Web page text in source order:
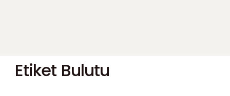
Etiket Bulutu